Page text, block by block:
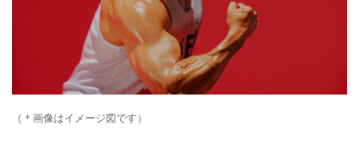
（＊画像はイメージ図です）